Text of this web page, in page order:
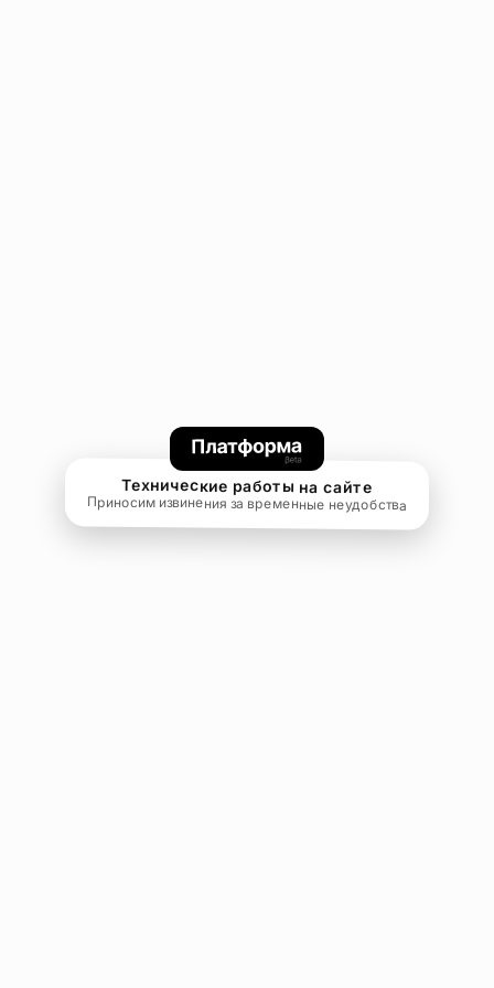
Технические работы на сайте
Приносим извинения за временные неудобства